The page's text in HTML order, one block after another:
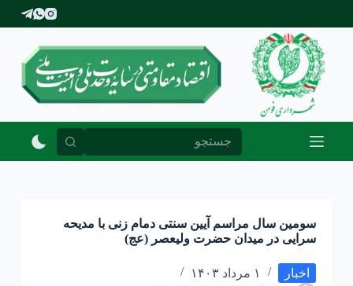
ر
ت
سومین سال مراسم آیین سنتی دمام زنی با مدیحه
سرایی در میدان حضرت ولیعصر (عج)
اخبار
۱ مرداد ۱۴۰۳